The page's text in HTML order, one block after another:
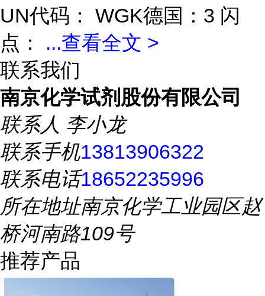
UN代码： WGK德国：3 闪
点： ...查看全文 >
联系我们
南京化学试剂股份有限公司
联系人 李小龙
联系手机13813906322
联系电话18652235996
所在地址南京化学工业园区赵
桥河南路109号
推荐产品